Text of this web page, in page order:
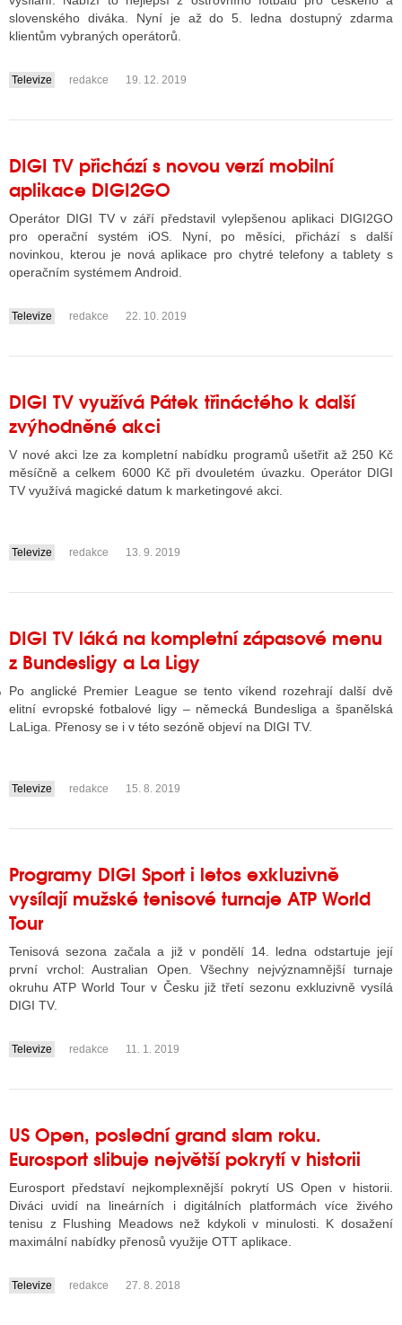
TELEVIZÍ
INTERNET
RÁDIA
STRÁNKY RÁDIÍ
STÁT BLOGEREM
DISKUTÉRA NA RADIOTV
STARŠÍCH DISKUZÍ
slovenského diváka. Nyní je až do 5. ledna dostupný zdarma
klientům vybraných operátorů.
....
Televize redakce 19. 12. 2019
DIGI TV přichází s novou verzí mobilní
aplikace DIGI2GO
Operátor DIGI TV v září představil vylepšenou aplikaci DIGI2GO
pro operační systém iOS. Nyní, po měsíci, přichází s další
novinkou, kterou je nová aplikace pro chytré telefony a tablety s
operačním systémem Android.
....
Televize redakce 22. 10. 2019
DIGI TV využívá Pátek třináctého k další
zvýhodněné akci
V nové akci lze za kompletní nabídku programů ušetřit až 250 Kč
měsíčně a celkem 6000 Kč při dvouletém úvazku. Operátor DIGI
TV využívá magické datum k marketingové akci.
....
Televize redakce 13. 9. 2019
DIGI TV láká na kompletní zápasové menu
z Bundesligy a La Ligy
Po anglické Premier League se tento víkend rozehrají další dvě
elitní evropské fotbalové ligy – německá Bundesliga a španělská
LaLiga. Přenosy se i v této sezóně objeví na DIGI TV.
....
Televize redakce 15. 8. 2019
Programy DIGI Sport i letos exkluzivně
vysílají mužské tenisové turnaje ATP World
Tour
Tenisová sezona začala a již v pondělí 14. ledna odstartuje její
první vrchol: Australian Open. Všechny nejvýznamnější turnaje
okruhu ATP World Tour v Česku již třetí sezonu exkluzivně vysílá
DIGI TV.
....
Televize redakce 11. 1. 2019
US Open, poslední grand slam roku.
Eurosport slibuje největší pokrytí v historii
Eurosport představí nejkomplexnější pokrytí US Open v historii.
Diváci uvidí na lineárních i digitálních platformách více živého
tenisu z Flushing Meadows než kdykoli v minulosti. K dosažení
maximální nabídky přenosů využije OTT aplikace.
....
Televize redakce 27. 8. 2018